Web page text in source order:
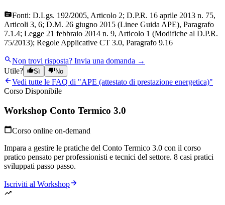
Fonti: D.Lgs. 192/2005, Articolo 2; D.P.R. 16 aprile 2013 n. 75,
Articoli 3, 6; D.M. 26 giugno 2015 (Linee Guida APE), Paragrafo
7.1.4; Legge 21 febbraio 2014 n. 9, Articolo 1 (Modifiche al D.P.R.
75/2013); Regole Applicative CT 3.0, Paragrafo 9.16
Non trovi risposta? Invia una domanda →
Utile?
Sì No
Vedi tutte le FAQ di "APE (attestato di prestazione energetica)"
Corso Disponibile
Workshop Conto Termico 3.0
Corso online on-demand
Impara a gestire le pratiche del Conto Termico 3.0 con il corso
pratico pensato per professionisti e tecnici del settore. 8 casi pratici
sviluppati passo passo.
Iscriviti al Workshop